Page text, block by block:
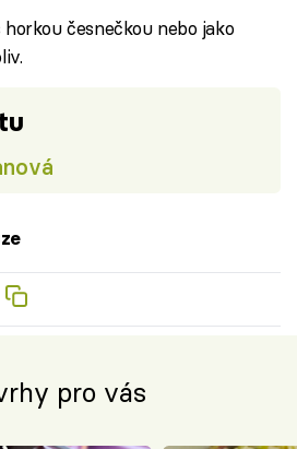
horkou česnečkou nebo jako
pro vás